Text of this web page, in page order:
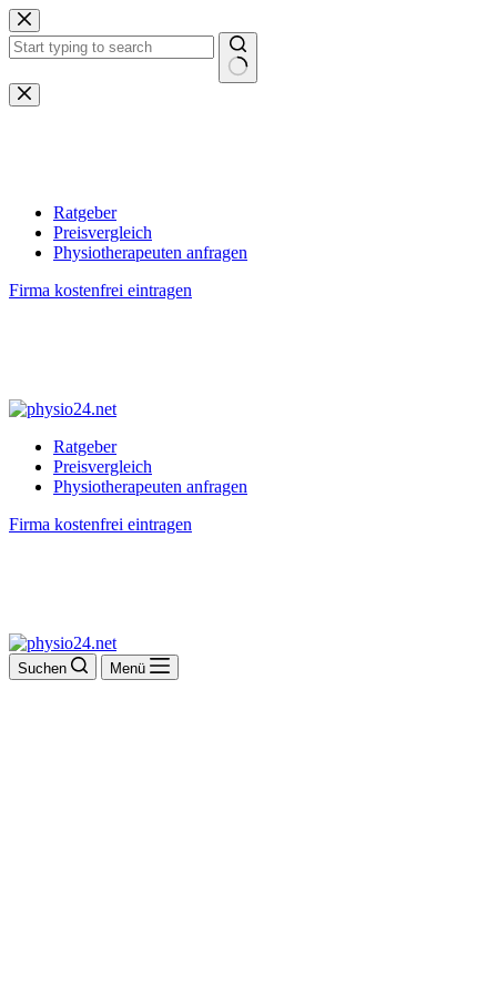
Zum
Inhalt
springen
Keine
Ergebnisse
Ratgeber
Preisvergleich
Physiotherapeuten anfragen
Firma kostenfrei eintragen
Ratgeber
Preisvergleich
Physiotherapeuten anfragen
Firma kostenfrei eintragen
Suchen Menü